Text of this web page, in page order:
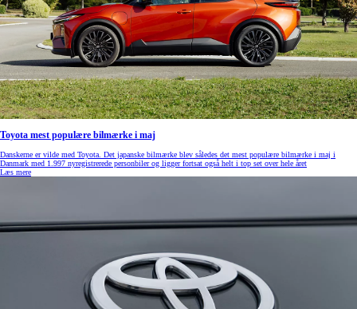
Toyota mest populære bilmærke i maj
Danskerne er vilde med Toyota. Det japanske bilmærke blev således det mest populære bilmærke i maj i
Danmark med 1.997 nyregistrerede personbiler og ligger fortsat også helt i top set over hele året
Læs mere